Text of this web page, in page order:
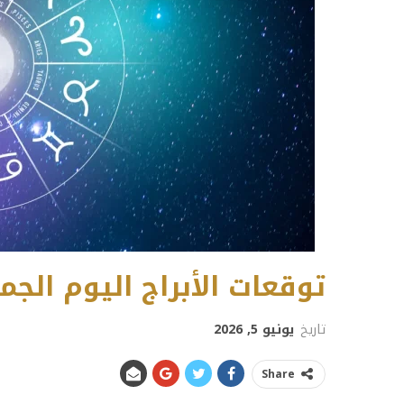
توقعات الأبراج اليوم الجمعة 5
تاريخ يونيو 5, 2026
Share